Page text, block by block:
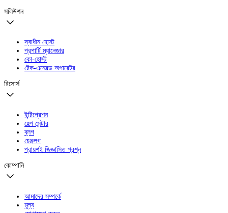
সলিউশন
স্বাধীন হোস্ট
প্রপার্টি ম্যানেজার
কো-হোস্ট
টেক-এনেবল্ড অপারেটর
রিসোর্স
ইন্টিগ্রেশন
হেল্প সেন্টার
ব্লগ
চেঞ্জলগ
প্রায়শই জিজ্ঞাসিত প্রশ্ন
কোম্পানি
আমাদের সম্পর্কে
মূল্য